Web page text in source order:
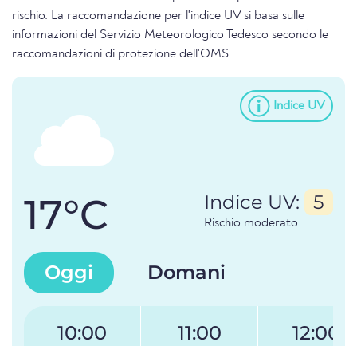
rischio. La raccomandazione per l'indice UV si basa sulle
informazioni del Servizio Meteorologico Tedesco secondo le
raccomandazioni di protezione dell'OMS.
Indice UV
17°C Indice UV: 5
Rischio moderato
Oggi Domani
10:00 11:00 12:00